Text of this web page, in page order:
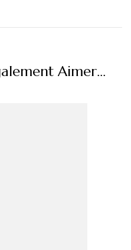
Aimer...